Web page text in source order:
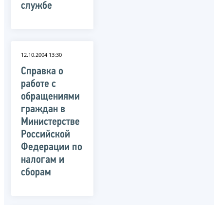
службе
12.10.2004 13:30
Справка о
работе с
обращениями
граждан в
Министерстве
Российской
Федерации по
налогам и
сборам